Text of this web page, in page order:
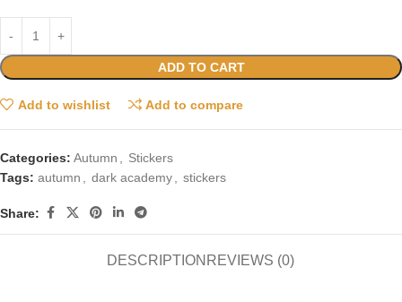
ADD TO CART
Add to wishlist Add to compare
Categories: Autumn , Stickers
Tags: autumn , dark academy, stickers
Share:
DESCRIPTION REVIEWS (0)